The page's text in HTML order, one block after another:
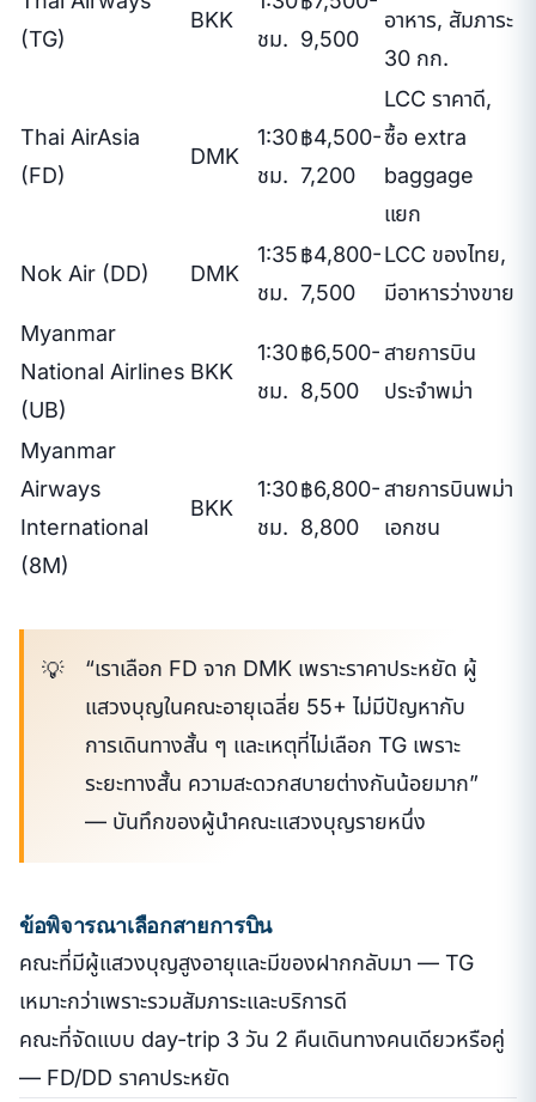
(TG)
BKK
ชม. 9,500
อาหาร, สัมภาระ
30 กก.
Thai AirAsia
(FD)
DMK
1:30
ชม.
฿4,500-
7,200
LCC ราคาดี,
ซื้อ extra
baggage
แยก
Nok Air (DD) DMK
1:35
ชม.
฿4,800-
7,500
LCC ของไทย,
มีอาหารว่างขาย
Myanmar
National Airlines
(UB)
BKK
1:30
ชม.
฿6,500-
8,500
สายการบิน
ประจำพม่า
Myanmar
Airways
International
(8M)
BKK
1:30
ชม.
฿6,800-
8,800
สายการบินพม่า
เอกชน
“เราเลือก FD จาก DMK เพราะราคาประหยัด ผู้
แสวงบุญในคณะอายุเฉลี่ย 55+ ไม่มีปัญหากับ
การเดินทางสั้น ๆ และเหตุที่ไม่เลือก TG เพราะ
ระยะทางสั้น ความสะดวกสบายต่างกันน้อยมาก”
— บันทึกของผู้นำคณะแสวงบุญรายหนึ่ง
ข้อพิจารณาเลือกสายการบิน
คณะที่มีผู้แสวงบุญสูงอายุและมีของฝากกลับมา — TG
เหมาะกว่าเพราะรวมสัมภาระและบริการดี
คณะที่จัดแบบ day-trip 3 วัน 2 คืนเดินทางคนเดียวหรือคู่
— FD/DD ราคาประหยัด